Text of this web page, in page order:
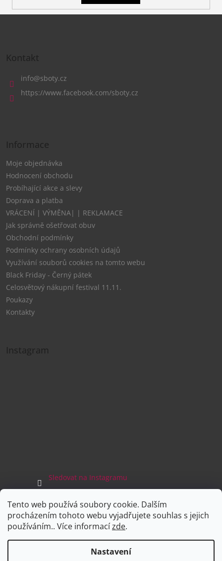
Tento web používá soubory cookie. Dalším
procházením tohoto webu vyjadřujete souhlas s jejich
používáním.. Více informacízde.
Nastavení
Kontakt
info@sboty.cz
https://www.facebook.com/sboty.cz
Informace
Moje objednávka
Hodnocení obchodu
Probíhající akce a slevy
Doprava a platba
VRÁCENÍ | VÝMĚNA| | REKLAMACE
Jak správně ošetřovat obuv
Obchodní podmínky
Podmínky ochrany osobních údajů
Využívání souborů cookies na tomto webu
Black Friday - Černý pátek
Celosvětový nákupní festival 11.11.
Poukazy
Kontakty
Instagram
Sledovat na Instagramu
Facebook